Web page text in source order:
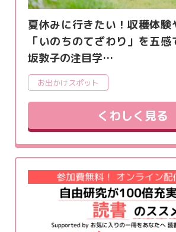
夏休みに行きたい！収穫体験
「いのちのてざわり」を五
坂敦子の注目学…
お出かけスポット
くわしく見る